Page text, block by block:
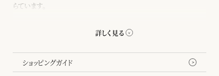
らています。
千總の五歳祝着は、格調のある柄ゆきの羽織と共色のきもののセッ
ショッピングガイド